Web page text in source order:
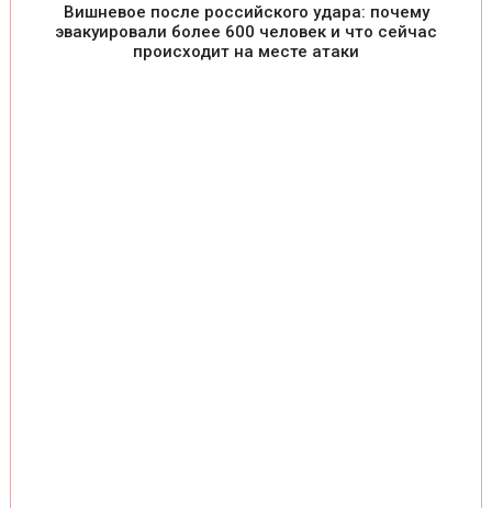
Вишневое после российского удара: почему
эвакуировали более 600 человек и что сейчас
происходит на месте атаки